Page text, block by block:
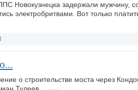
Новокузнецка задержали мужчину,
электробритвами. Вот только
о строительстве моста через